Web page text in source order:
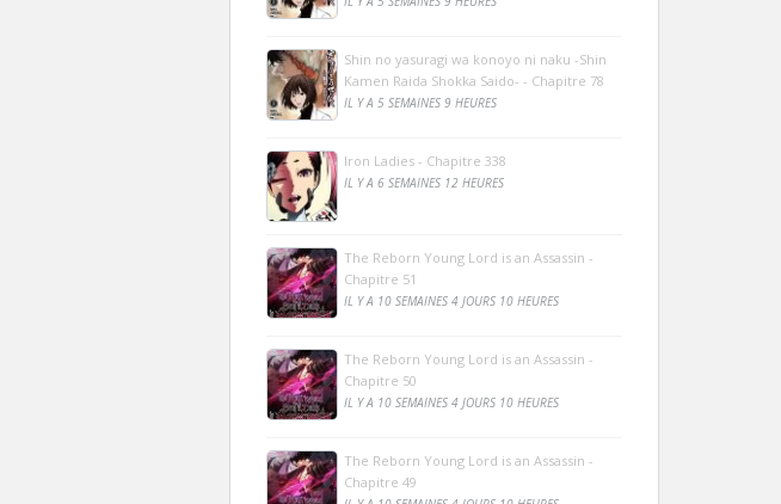
Shin no yasuragi wa konoyo ni naku -Shin
Kamen Raida Shokka Saido- - Chapitre 78
IL Y A 5 SEMAINES 9 HEURES
Iron Ladies - Chapitre 338
IL Y A 6 SEMAINES 12 HEURES
The Reborn Young Lord is an Assassin -
Chapitre 51
IL Y A 10 SEMAINES 4 JOURS 10 HEURES
The Reborn Young Lord is an Assassin -
Chapitre 50
IL Y A 10 SEMAINES 4 JOURS 10 HEURES
The Reborn Young Lord is an Assassin -
Chapitre 49